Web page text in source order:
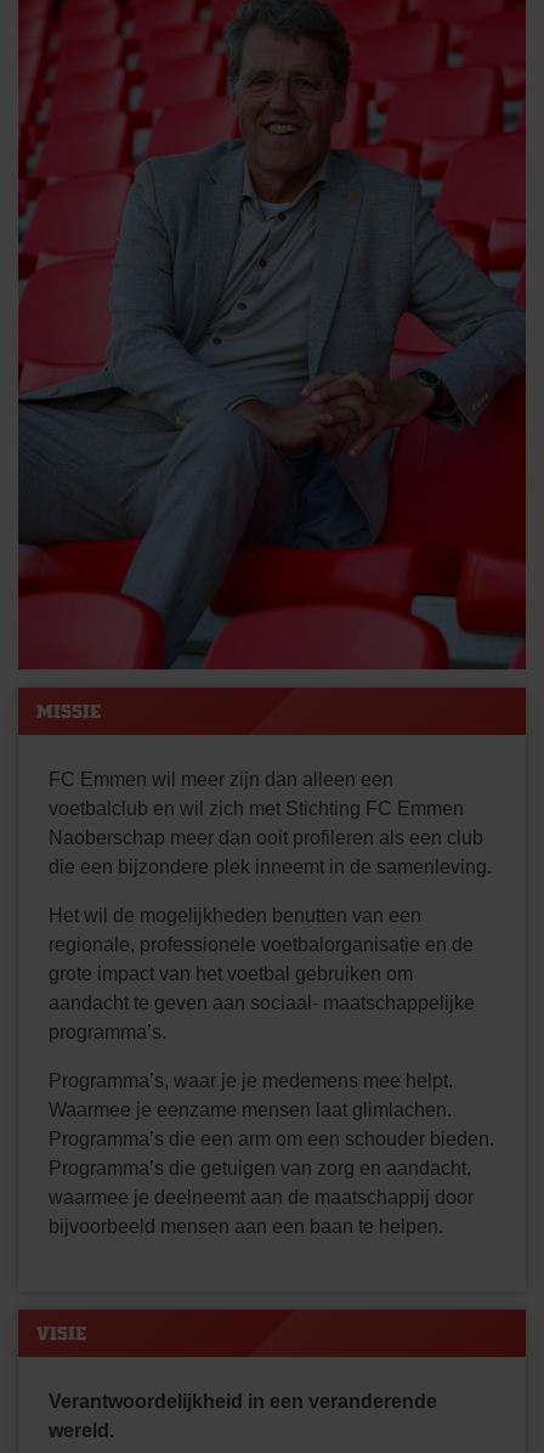
MISSIE
FC Emmen wil meer zijn dan alleen een
voetbalclub en wil zich met Stichting FC Emmen
Naoberschap meer dan ooit profileren als een club
die een bijzondere plek inneemt in de samenleving.
Het wil de mogelijkheden benutten van een
regionale, professionele voetbalorganisatie en de
grote impact van het voetbal gebruiken om
aandacht te geven aan sociaal- maatschappelijke
programma’s.
Programma’s, waar je je medemens mee helpt.
Waarmee je eenzame mensen laat glimlachen.
Programma’s die een arm om een schouder bieden.
Programma’s die getuigen van zorg en aandacht,
waarmee je deelneemt aan de maatschappij door
bijvoorbeeld mensen aan een baan te helpen.
VISIE
Verantwoordelijkheid in een veranderende
wereld.